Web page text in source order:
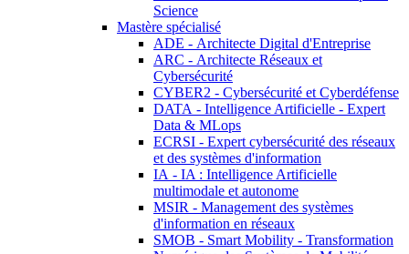
Science
Mastère spécialisé
ADE - Architecte Digital d'Entreprise
ARC - Architecte Réseaux et
Cybersécurité
CYBER2 - Cybersécurité et Cyberdéfense
DATA - Intelligence Artificielle - Expert
Data & MLops
ECRSI - Expert cybersécurité des réseaux
et des systèmes d'information
IA - IA : Intelligence Artificielle
multimodale et autonome
MSIR - Management des systèmes
d'information en réseaux
SMOB - Smart Mobility - Transformation